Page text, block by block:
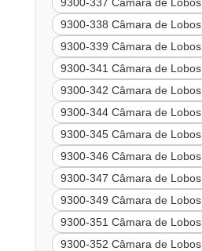
9300-338 Câmara de Lobos
9300-339 Câmara de Lobos
9300-341 Câmara de Lobos
9300-342 Câmara de Lobos
9300-344 Câmara de Lobos
9300-345 Câmara de Lobos
9300-346 Câmara de Lobos
9300-347 Câmara de Lobos
9300-349 Câmara de Lobos
9300-351 Câmara de Lobos
9300-352 Câmara de Lobos